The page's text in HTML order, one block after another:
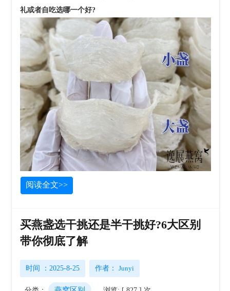
礼或者自吃选哪一个好?
阅读全文>>
买燕盏选干挑还是半干挑好?6大区别
带你彻底了解
时间 ：2025-8-25 作者：Junyi